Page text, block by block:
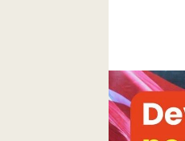
Et fiyatları
Tarım Bilgisi